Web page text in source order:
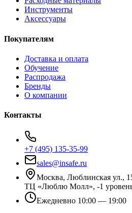
Инструменты
Аксессуары
Покупателям
Доставка и оплата
Обучение
Распродажа
Бренды
О компании
Контакты
+7 (495) 135-35-99
sales@insafe.ru
Москва, Люблинская ул.,
ТЦ «Люблю Молл», -1
Ежедневно 10:00 — 19:00